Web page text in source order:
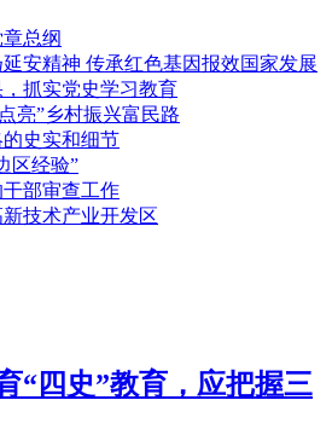
总纲
安精神 传承红色基因报效国家发展
抓实党史学习教育
亮”乡村振兴富民路
史实和细节
区经验”
部审查工作
新技术产业开发区
“四史”教育，应把握三